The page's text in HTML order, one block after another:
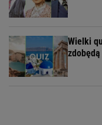
Wielki